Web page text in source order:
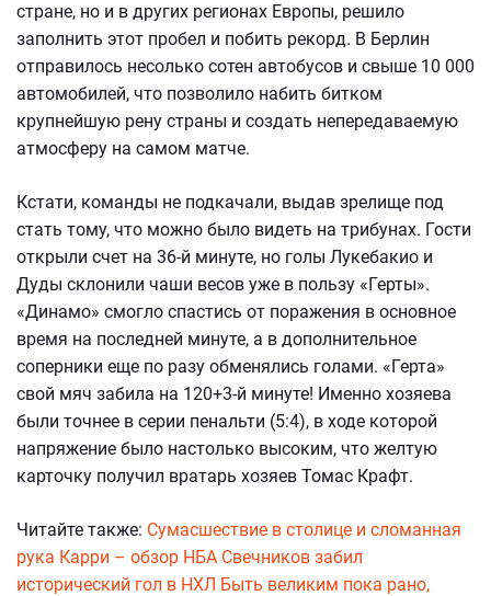
стране, но и в других регионах Европы, решило
заполнить этот пробел и побить рекорд. В Берлин
отправилось несолько сотен автобусов и свыше 10 000
автомобилей, что позволило набить битком
крупнейшую рену страны и создать непередаваемую
атмосферу на самом матче.
Кстати, команды не подкачали, выдав зрелище под
стать тому, что можно было видеть на трибунах. Гости
открыли счет на 36-й минуте, но голы Лукебакио и
Дуды склонили чаши весов уже в пользу «Герты».
«Динамо» смогло спастись от поражения в основное
время на последней минуте, а в дополнительное
соперники еще по разу обменялись голами. «Герта»
свой мяч забила на 120+3-й минуте! Именно хозяева
были точнее в серии пенальти (5:4), в ходе которой
напряжение было настолько высоким, что желтую
карточку получил вратарь хозяев Томас Крафт.
Читайте также: Сумасшествие в столице и сломанная
рука Карри – обзор НБА Свечников забил
исторический гол в НХЛ Быть великим пока рано,